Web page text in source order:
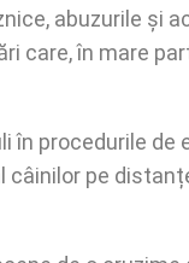
abuzurile și
care, în mare
în procedurile
câinilor pe